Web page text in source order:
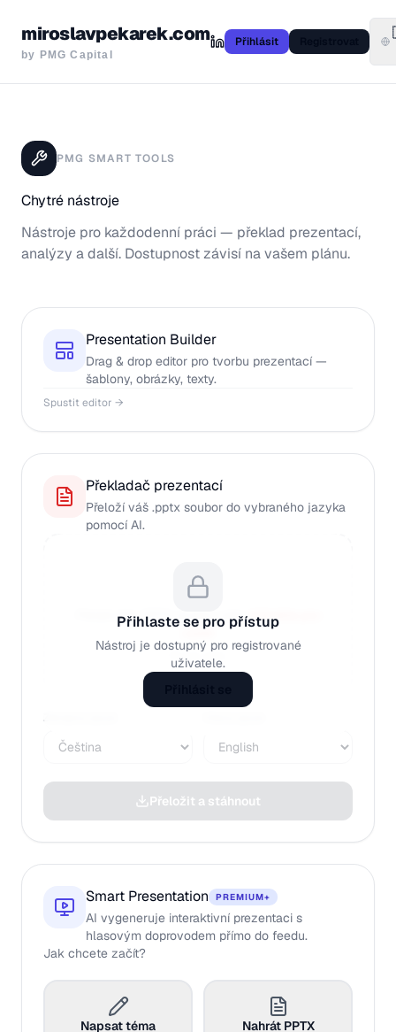
miroslavpekarek.com
by PMG Capital
Přihlásit
PMG SMART TOOLS
Chytré nástroje
Nástroje pro každodenní práci — překlad prezentací,
analýzy a další. Dostupnost závisí na vašem plánu.
Presentation Builder
Drag & drop editor pro tvorbu prezentací —
šablony, obrázky, texty.
Spustit editor →
Překladač prezentací
Přeloží váš .pptx soubor do vybraného jazyka
pomocí AI.
Přihlaste se pro přístup
Nástroj je dostupný pro registrované
uživatele.
Přetáhněte PPTX soubor neboklikněte pro
výběr
Pouze .pptx
Zdrojový jazyk
Přeložit a stáhnout
Smart Presentation PREMIUM+
AI vygeneruje interaktivní prezentaci s
hlasovým doprovodem přímo do feedu.
Jak chcete začít?
Napsat téma Nahrát PPTX